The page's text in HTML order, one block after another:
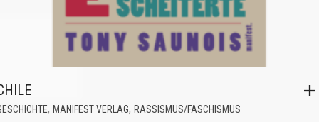
, MANIFEST VERLAG, RASSISMUS/FASCHISMUS